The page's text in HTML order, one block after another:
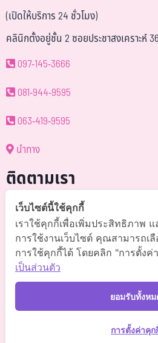
(เปิดให้บริการ 24 ชั่วโมง)
คลินิกตั้งอยู่ชั้น 2 ซอยประชาสงเคราะห์
097-145-3666
081-944-9595
063-419-9595
นำทาง
ติดตามเรา
@somchai-clinic (มี@)
Somchaiclinic คลินิกแพทย์สมชาย
Somchaiclinic
เว็บไซต์นี้ใช้คุกกี้
เราใช้คุกกี้เพื่อเพิ่มประสิทธิภาพ
การใช้งานเว็บไซต์ คุณสามารถเ
การใช้คุกกี้ได้ โดยคลิก "การตั้งค่
เป็นส่วนตัว
ยอมรับทั้งหม
การตั้งค่าคุก